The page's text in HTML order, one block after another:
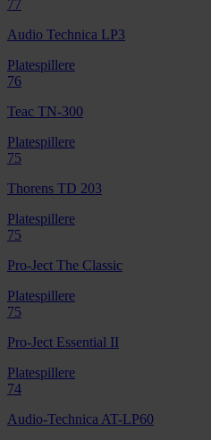
77
Audio Technica LP3
Platespillere
76
Teac TN-300
Platespillere
75
Thorens TD 203
Platespillere
75
Pro-Ject The Classic
Platespillere
75
Pro-Ject Essential II
Platespillere
74
Audio-Technica AT-LP60